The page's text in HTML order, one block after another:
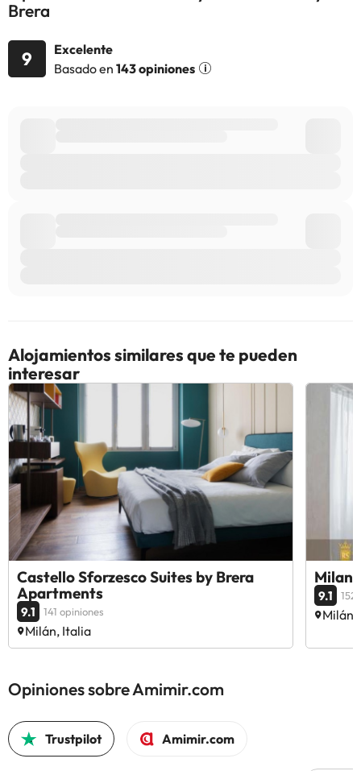
Brera
9
Excelente
Basado en 143 opiniones
Alojamientos similares que te pueden
interesar
Castello Sforzesco Suites by Brera
Apartments
9.1 141 opiniones
Milán, Italia
Milan
9.1
Milán,
Opiniones sobre Amimir.com
Trustpilot Amimir.com